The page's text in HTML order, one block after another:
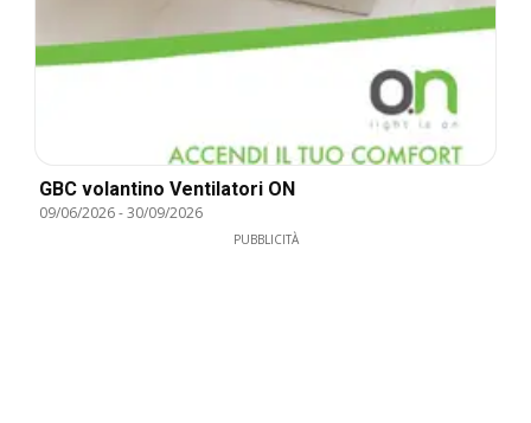
GBC volantino Ventilatori ON
09/06/2026-30/09/2026
PUBBLICITÀ